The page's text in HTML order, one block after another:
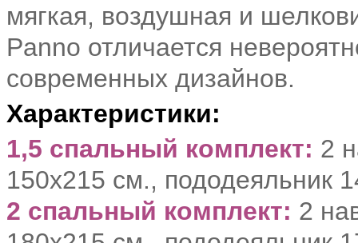
мягкая, воздушная и
Panno отличается
современных дизайнов.
Характеристики:
1,5 спальный комплект: 2
150х215 см., пододеяльник
2 спальный комплект: 2